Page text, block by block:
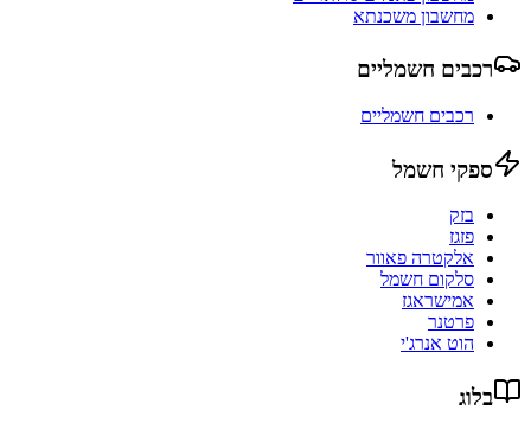
מחשבון משכנתא
רכבים חשמליים
רכבים חשמליים
ספקי חשמל
בזק
פזגז
אלקטרה פאוור
סלקום חשמל
אמישראגז
פרטנר
הוט אנרג'י
בלוג